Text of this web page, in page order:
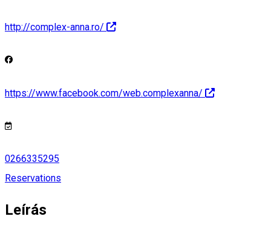
http://complex-anna.ro/
https://www.facebook.com/web.complexanna/
0266335295
Reservations
Leírás